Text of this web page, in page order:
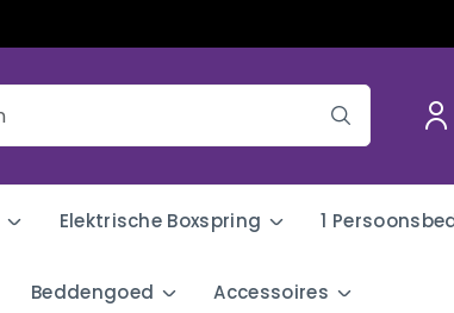
Elektrische Boxspring 1
Beddengoed Accessoires